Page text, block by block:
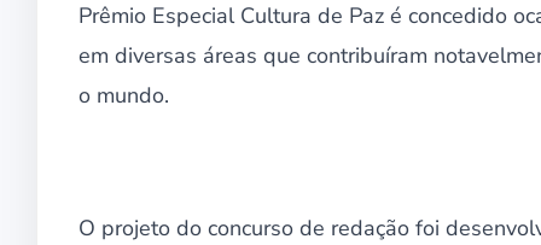
Prêmio Especial Cultura de Paz é concedido
em diversas áreas que contribuíram
o mundo.
O projeto do concurso de redação foi